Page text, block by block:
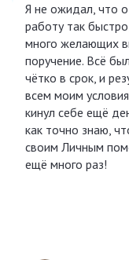
Я не ожидал, что
работу так
много желающих
поручение. Всё
чётко в срок, и
всем моим
кинул себе ещё
как точно знаю,
своим Личным
ещё много раз!